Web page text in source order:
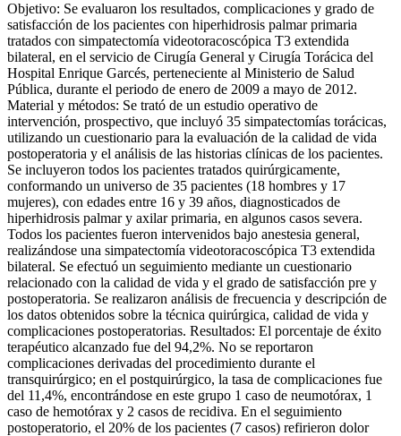
Objetivo: Se evaluaron los resultados, complicaciones y grado de
satisfacción de los pacientes con hiperhidrosis palmar primaria
tratados con simpatectomía videotoracoscópica T3 extendida
bilateral, en el servicio de Cirugía General y Cirugía Torácica del
Hospital Enrique Garcés, perteneciente al Ministerio de Salud
Pública, durante el periodo de enero de 2009 a mayo de 2012.
Material y métodos: Se trató de un estudio operativo de
intervención, prospectivo, que incluyó 35 simpatectomías torácicas,
utilizando un cuestionario para la evaluación de la calidad de vida
postoperatoria y el análisis de las historias clínicas de los pacientes.
Se incluyeron todos los pacientes tratados quirúrgicamente,
conformando un universo de 35 pacientes (18 hombres y 17
mujeres), con edades entre 16 y 39 años, diagnosticados de
hiperhidrosis palmar y axilar primaria, en algunos casos severa.
Todos los pacientes fueron intervenidos bajo anestesia general,
realizándose una simpatectomía videotoracoscópica T3 extendida
bilateral. Se efectuó un seguimiento mediante un cuestionario
relacionado con la calidad de vida y el grado de satisfacción pre y
postoperatoria. Se realizaron análisis de frecuencia y descripción de
los datos obtenidos sobre la técnica quirúrgica, calidad de vida y
complicaciones postoperatorias. Resultados: El porcentaje de éxito
terapéutico alcanzado fue del 94,2%. No se reportaron
complicaciones derivadas del procedimiento durante el
transquirúrgico; en el postquirúrgico, la tasa de complicaciones fue
del 11,4%, encontrándose en este grupo 1 caso de neumotórax, 1
caso de hemotórax y 2 casos de recidiva. En el seguimiento
postoperatorio, el 20% de los pacientes (7 casos) refirieron dolor